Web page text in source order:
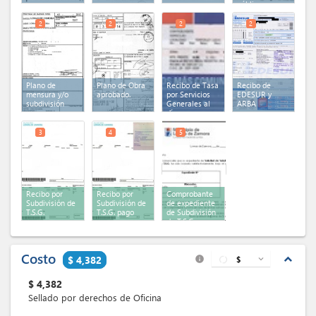
público
Plano de
mensura y/o
subdivisión
2
Plano de Obra
aprobado.
2
Recibo de Tasa
por Servicios
Generales al
día
2
Recibo de
EDESUR y
ARBA
2
Recibo por
Subdivisión de
T.S.G.
3
Recibo por
Subdivisión de
T.S.G. pago
4
Comprobante
de expediente
de Subdivisión
de T.S.G
5
Costo $ 4,382 expand_less
info $ expand_more
$ 4,382
Sellado por derechos de Oficina